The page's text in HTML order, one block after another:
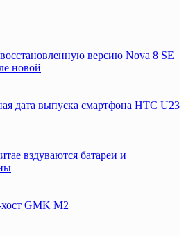
версию Nova 8 SE
новой
дата выпуска смартфона HTC U23
вздуваются батареи и
GMK M2